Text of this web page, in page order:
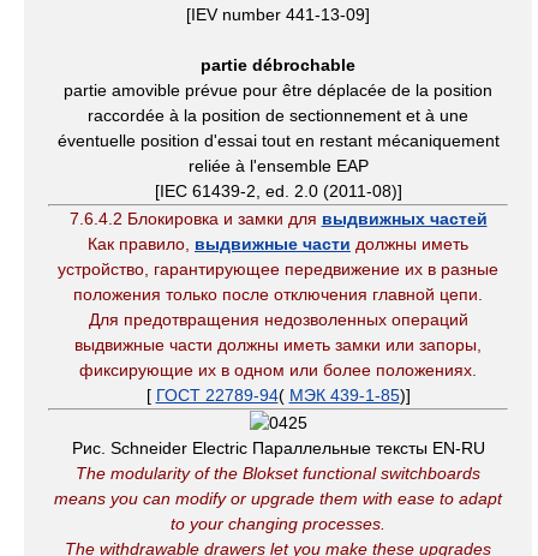
[IEV number 441-13-09]
partie débrochable
partie amovible prévue pour être déplacée de la position
raccordée à la position de sectionnement et à une
éventuelle position d'essai tout en restant mécaniquement
reliée à l'ensemble EAP
[IEC 61439-2, ed. 2.0 (2011-08)]
7.6.4.2 Блокировка и замки для выдвижных частей
Как правило, выдвижные части должны иметь
устройство, гарантирующее передвижение их в разные
положения только после отключения главной цепи.
Для предотвращения недозволенных операций
выдвижные части должны иметь замки или запоры,
фиксирующие их в одном или более положениях.
[ ГОСТ 22789-94( МЭК 439-1-85)]
Рис. Schneider Electric Параллельные тексты EN-RU
The modularity of the Blokset functional switchboards
means you can modify or upgrade them with ease to adapt
to your changing processes.
The withdrawable drawers let you make these upgrades